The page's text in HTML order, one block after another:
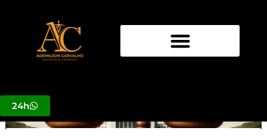
conteúdo
24h